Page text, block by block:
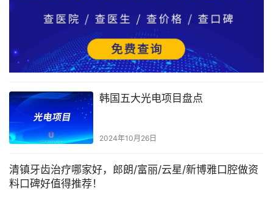
韩国五大光电项目盘点
2024年10月26日
清镇牙齿治疗哪家好，郎朗/富丽/云星/新博雅口腔做资
料口碑好值得推荐！